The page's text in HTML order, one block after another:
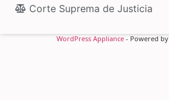
Corte Suprema de Justicia
WordPress Appliance - Powered by